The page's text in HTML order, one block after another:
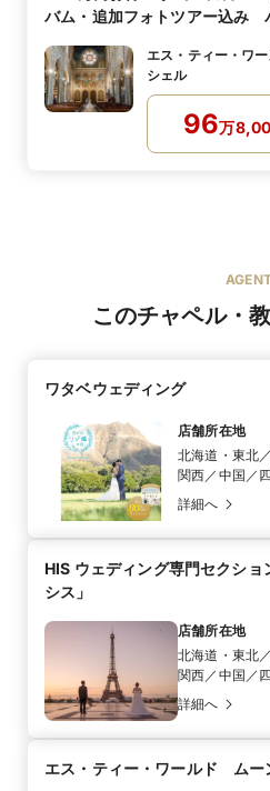
バム・追加フォトツアー込み
エス・ティー・ワ
シェル
96万
このチャペル・
ワタベウェディング
店舗所在地
北海道・東北
関西／中国／
詳細へ
HIS ウェディング専門セクシ
シス」
店舗所在地
北海道・東北
関西／中国／
詳細へ
エス・ティー・ワールド ムー